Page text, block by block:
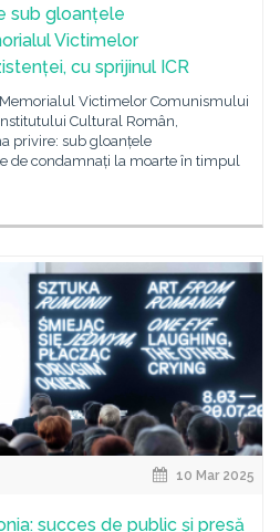
sub gloanțele
Victimelor
cu sprijinul ICR
Victimelor Comunismului
Cultural Român,
privire: sub gloanțele
de condamnați la moarte în timpul
10 Mar 2025
succes de public și presă